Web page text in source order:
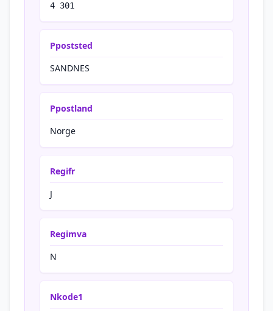
4 301
Ppoststed
SANDNES
Ppostland
Norge
Regifr
J
Regimva
N
Nkode1